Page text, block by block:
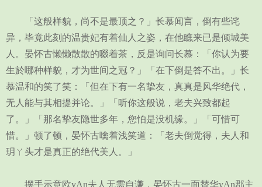
「这般样貌，尚不是最顶之？」长慕闻言，倒有些诧
异，毕竟此刻的温贵妃有着仙人之姿，在他瞧来已是倾城美
人。晏怀古懒懒散散的啜着茶，反是询问长慕：「你认为要
生於哪种样貌，才为世间之冠？」「在下倒是答不出。」长
慕温和的笑了笑：「但在下有一名挚友，真真是风华绝代，
无人能与其相提并论。」「听你这般说，老夫兴致都起
了。」「那名挚友隐世多年，您怕是没机缘。」「可惜可
惜。」顿了顿，晏怀古噙着浅笑道：「老夫倒觉得，夫人和
玥ㄚ头才是真正的绝代美人。」
摆手示意欧yAn夫人无需自谦，晏怀古一面替华yAn郡主